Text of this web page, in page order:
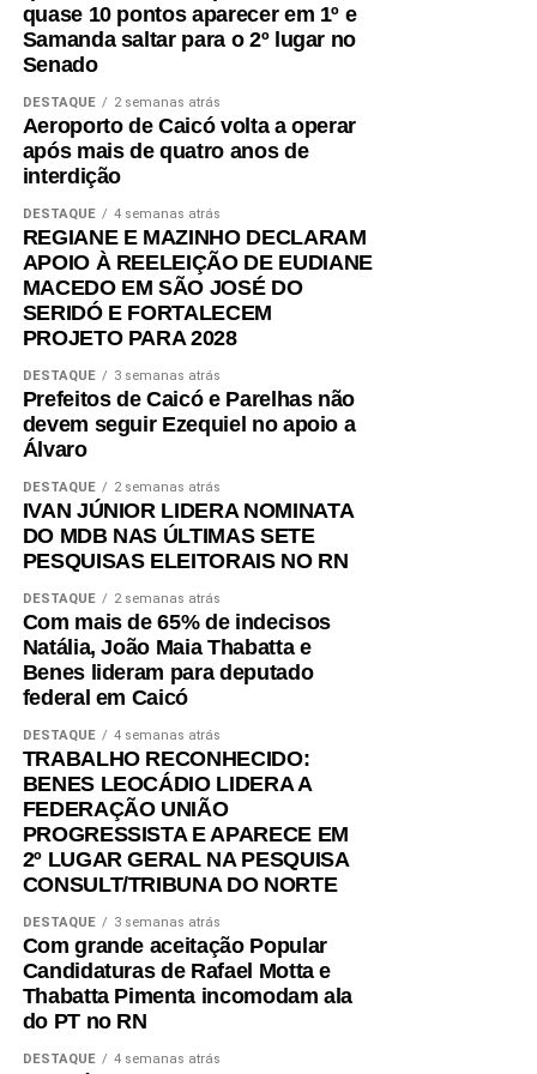
quase 10 pontos aparecer em 1º e
Samanda saltar para o 2º lugar no
Senado
DESTAQUE 2 semanas atrás
Aeroporto de Caicó volta a operar
após mais de quatro anos de
interdição
DESTAQUE 4 semanas atrás
REGIANE E MAZINHO DECLARAM
APOIO À REELEIÇÃO DE EUDIANE
MACEDO EM SÃO JOSÉ DO
SERIDÓ E FORTALECEM
PROJETO PARA 2028
DESTAQUE 3 semanas atrás
Prefeitos de Caicó e Parelhas não
devem seguir Ezequiel no apoio a
Álvaro
DESTAQUE 2 semanas atrás
IVAN JÚNIOR LIDERA NOMINATA
DO MDB NAS ÚLTIMAS SETE
PESQUISAS ELEITORAIS NO RN
DESTAQUE 2 semanas atrás
Com mais de 65% de indecisos
Natália, João Maia Thabatta e
Benes lideram para deputado
federal em Caicó
DESTAQUE 4 semanas atrás
TRABALHO RECONHECIDO:
BENES LEOCÁDIO LIDERA A
FEDERAÇÃO UNIÃO
PROGRESSISTA E APARECE EM
2º LUGAR GERAL NA PESQUISA
CONSULT/TRIBUNA DO NORTE
DESTAQUE 3 semanas atrás
Com grande aceitação Popular
Candidaturas de Rafael Motta e
Thabatta Pimenta incomodam ala
do PT no RN
DESTAQUE 4 semanas atrás